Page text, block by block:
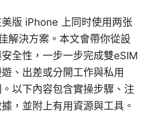
版 iPhone 上同时使用两张
解決方案。本文會帶你從設
全性，一步一步完成雙eSIM
、出差或分開工作與私用
以下內容包含實操步驟、注
，並附上有用資源與工具。